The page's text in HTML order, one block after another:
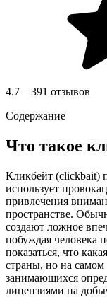
4.7 – 391 отзывов
Содержание
Что такое
Кликбейт (clickbait)
использует
привлечения
пространстве.
создают ложное
побуждая человека
показаться, что
страны, но на самом
занимающихся
лицензиями на